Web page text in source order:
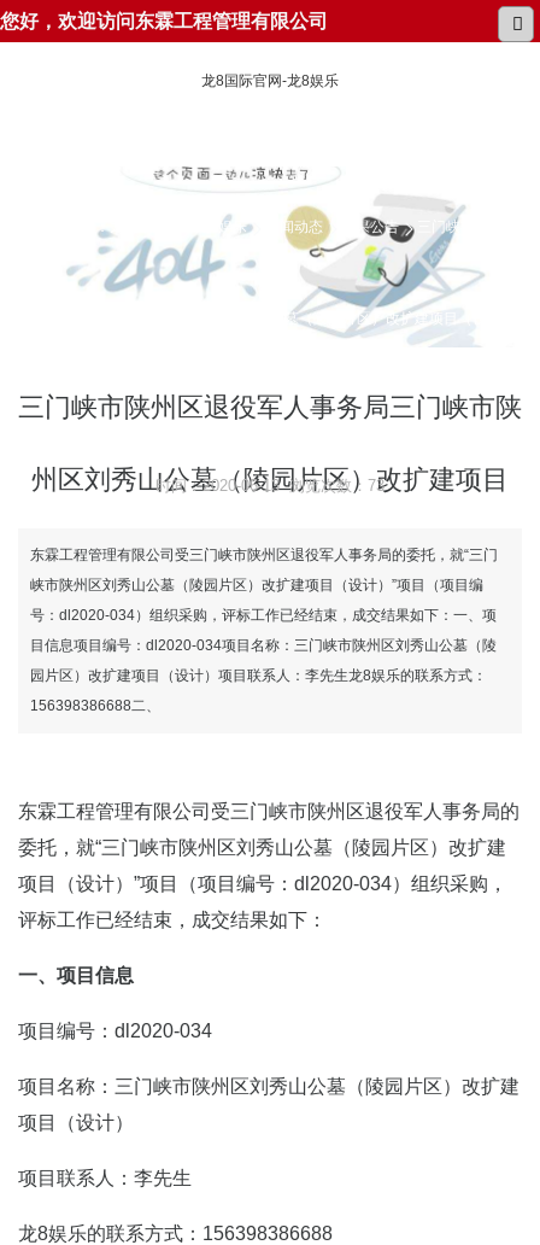
您好，欢迎访问东霖工程管理有限公司
龙8国际官网-龙8娱乐
所在位置： 龙8国际官网-龙8娱乐 新闻动态 结果公告 三门峡市陕州区
退役军人事务局三门峡市陕州区刘秀山公墓（陵园片区）改扩建项目（设计）
成交公告
三门峡市陕州区退役军人事务局三门峡市陕
州区刘秀山公墓（陵园片区）改扩建项目
（设计）成交公告东霖工程管理有限公司-
龙8国际官网
时间：2020-06-13 浏览次数：73
东霖工程管理有限公司受三门峡市陕州区退役军人事务局的委托，就“三门
峡市陕州区刘秀山公墓（陵园片区）改扩建项目（设计）”项目（项目编
号：dl2020-034）组织采购，评标工作已经结束，成交结果如下：一、项
目信息项目编号：dl2020-034项目名称：三门峡市陕州区刘秀山公墓（陵
园片区）改扩建项目（设计）项目联系人：李先生龙8娱乐的联系方式：
156398386688二、
东霖工程管理有限公司受三门峡市陕州区退役军人事务局的
委托，就“三门峡市陕州区刘秀山公墓（陵园片区）改扩建
项目（设计）”项目（项目编号：dl2020-034）组织采购，
评标工作已经结束，成交结果如下：
一、项目信息
项目编号：dl2020-034
项目名称：三门峡市陕州区刘秀山公墓（陵园片区）改扩建
项目（设计）
项目联系人：李先生
龙8娱乐的联系方式：156398386688